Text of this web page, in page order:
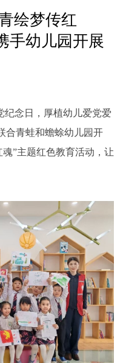
绘梦传红
手幼儿园开展
念日，厚植幼儿爱党爱
合青蛙和蟾蜍幼儿园开
”主题红色教育活动，让